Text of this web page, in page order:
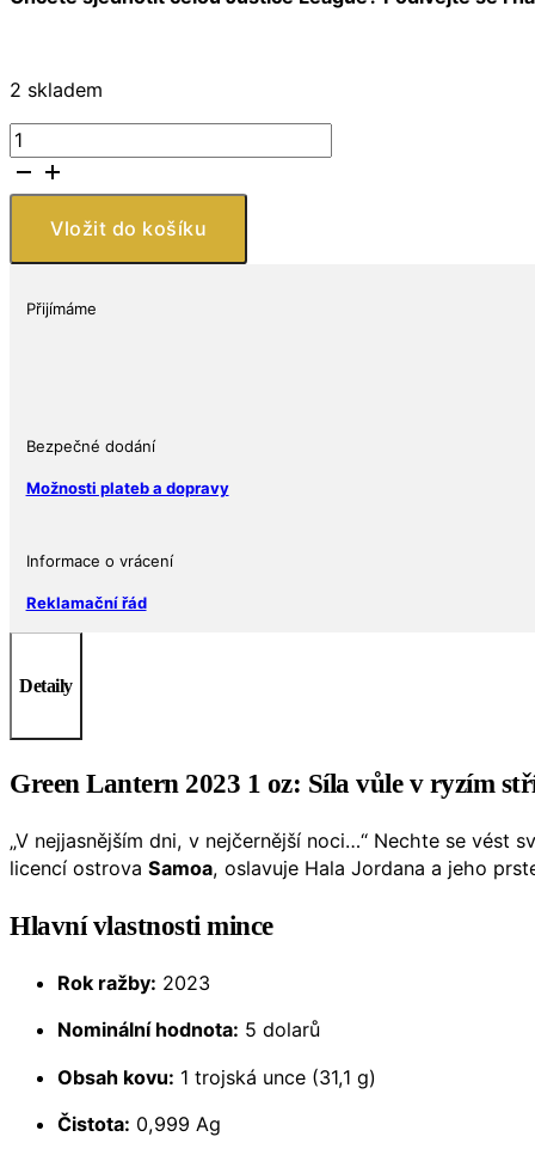
2 skladem
9Fine
Mint
DC
Comics
oz
množství
Vložit do košíku
Přijímáme
Bezpečné dodání
Možnosti plateb a dopravy
Informace o vrácení
Reklamační řád
Detaily
Green Lantern 2023 1 oz: Síla vůle v ryzím
„V nejjasnějším dni, v nejčernější noci…“ Nechte se vést
licencí ostrova Samoa, oslavuje Hala Jordana a jeho
Hlavní vlastnosti mince
Rok ražby: 2023
Nominální hodnota: 5 dolarů
Obsah kovu: 1 trojská unce (31,1 g)
Čistota: 0,999 Ag